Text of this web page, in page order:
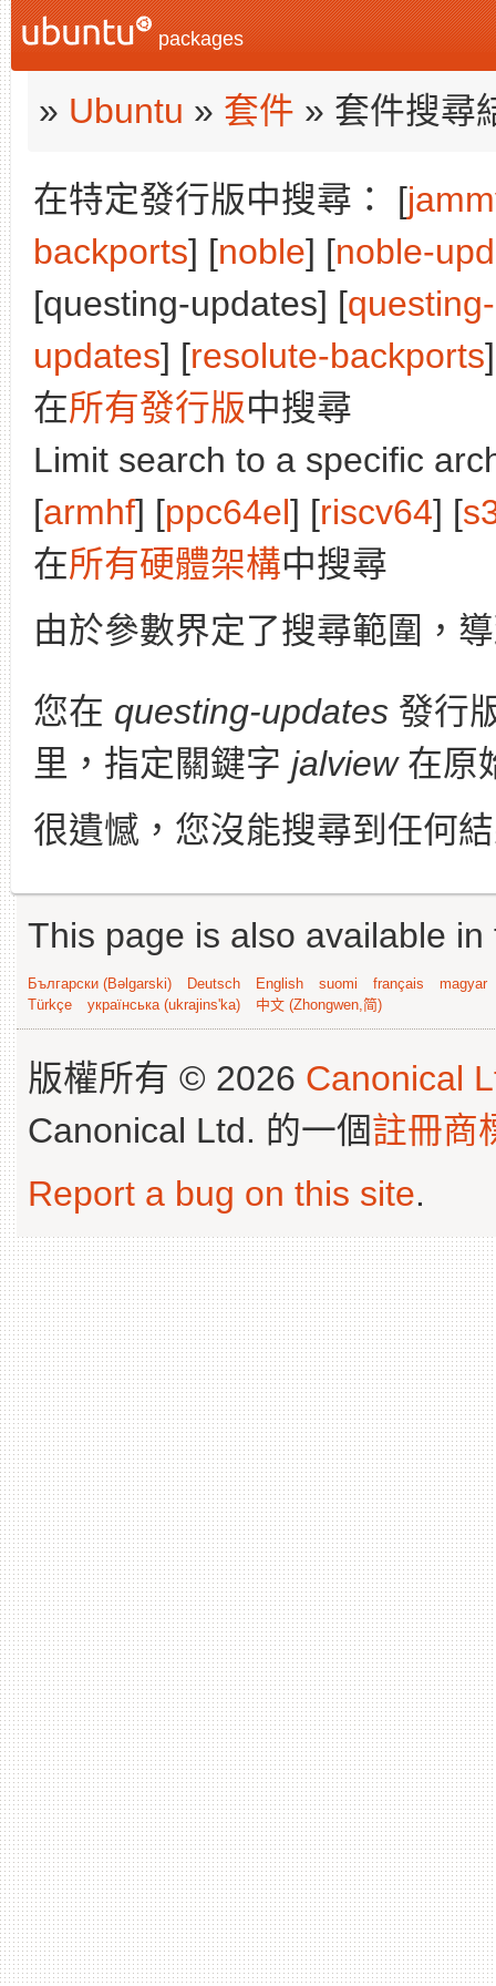
packages
» Ubuntu » 套件 » 套件搜尋
在特定發行版中搜尋： [
backports] [noble] [noble-
[questing-updates] [
updates] [resolute-backports
在所有發行版中搜尋
Limit search to a specific
[armhf] [ppc64el] [riscv64] [
在所有硬體架構中搜尋
由於參數界定了搜尋範圍，
您在 questing-updates 發行
里，指定關鍵字 jalview在原
很遺憾，您沒能搜尋到任何
This page is also available
Български (Bəlgarski) Deutsch English suomi français
magyar
Türkçe
українська (ukrajins'ka) 中文 (Zhongwen,简)
版權所有 © 2026 Canonical
Canonical Ltd. 的一個註冊商
Report a bug on this site.